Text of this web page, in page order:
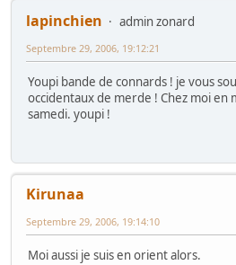
lapinchien
admin zonard
Septembre 29, 2006, 19:12:21
Youpi bande de connards ! je vous
occidentaux de merde ! Chez moi en
samedi. youpi !
Kirunaa
Septembre 29, 2006, 19:14:10
Moi aussi je suis en orient alors.